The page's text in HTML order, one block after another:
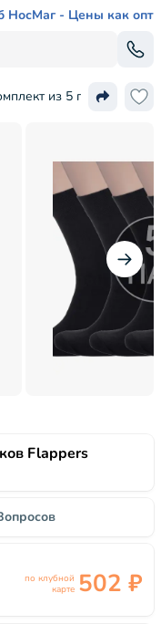
НосМаг - Цены как опт
из 5 пар мужских
Flappers
по клубной
карте 502 ₽